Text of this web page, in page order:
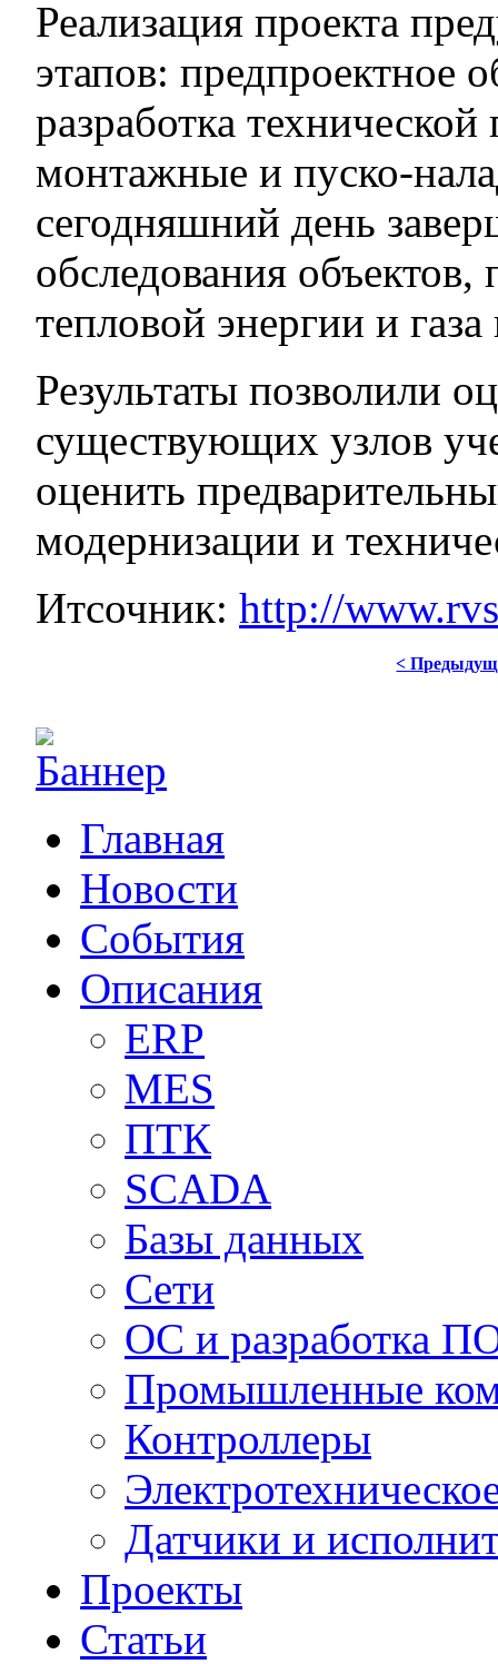
Реализация проекта
этапов: предпроектное
разработка
монтажные и пуско-
сегодняшний день
обследования объектов,
тепловой энергии и
Результаты позволили
существующих узлов
оценить
модернизации и
Итсочник:http://
<
Главная
Новости
События
Описания
ERP
MES
ПТК
SCADA
Базы данных
Сети
ОС и разработка
Промышленные
Контроллеры
Датчики и
Проекты
Статьи